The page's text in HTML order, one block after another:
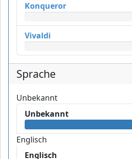
Konqueror
Vivaldi
Sprache
Unbekannt
Unbekannt
Englisch
Englisch